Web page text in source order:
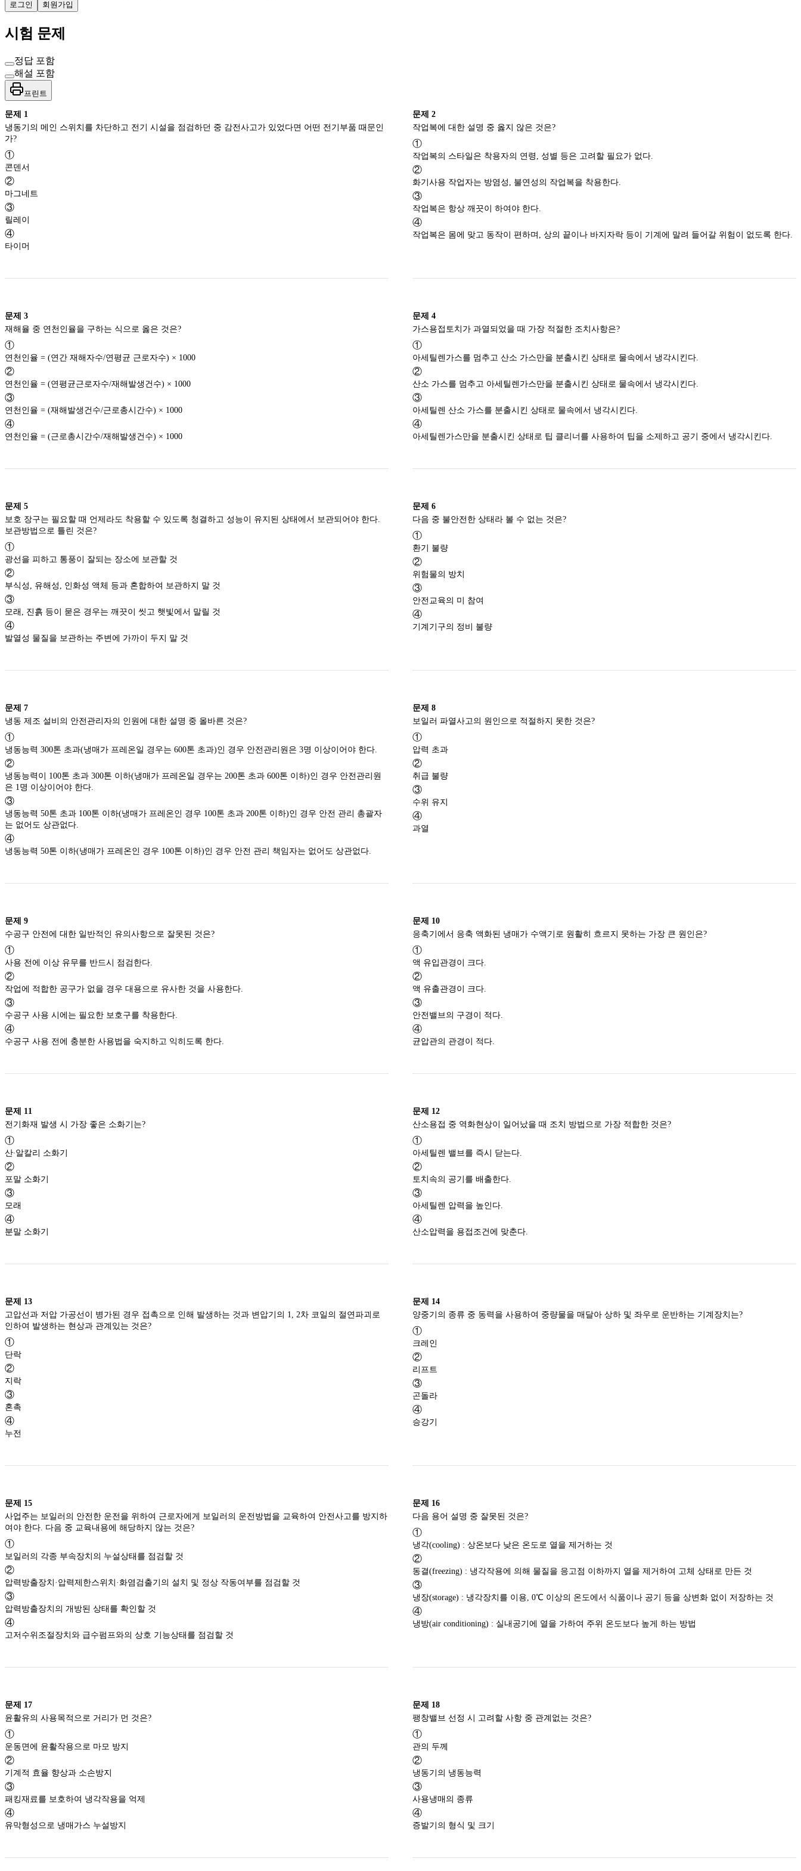
로그인 회원가입
시험 문제
정답 포함
해설 포함
프린트
문제 1
냉동기의 메인 스위치를 차단하고 전기 시설을 점검하던 중 감전사고가 있었다면 어떤 전기부품 때문인
①
콘덴서
②
마그네트
③
릴레이
④
타이머
문제 2
①
작업복의 스타일은 착용자의 연령, 성별 등은 고려할 필요가 없다.
②
화기사용 작업자는 방염성, 불연성의 작업복을 착용한다.
③
작업복은 항상 깨끗이 하여야 한다.
④
작업복은 몸에 맞고 동작이 편하며, 상의 끝이나 바지자락 등이 기계에 말려 들어갈 위험이 없도록 한다.
문제 3
①
연천인율 = (연간 재해자수/연평균 근로자수) × 1000
②
연천인율 = (연평균근로자수/재해발생건수) × 1000
③
연천인율 = (재해발생건수/근로총시간수) × 1000
④
연천인율 = (근로총시간수/재해발생건수) × 1000
문제 4
①
아세틸렌가스를 멈추고 산소 가스만을 분출시킨 상태로 물속에서 냉각시킨다.
②
산소 가스를 멈추고 아세틸렌가스만을 분출시킨 상태로 물속에서 냉각시킨다.
③
아세틸렌 산소 가스를 분출시킨 상태로 물속에서 냉각시킨다.
④
아세틸렌가스만을 분출시킨 상태로 팁 클리너를 사용하여 팁을 소제하고 공기 중에서 냉각시킨다.
문제 5
보호 장구는 필요할 때 언제라도 착용할 수 있도록 청결하고 성능이 유지된 상태에서 보관되어야 한다.
①
광선을 피하고 통풍이 잘되는 장소에 보관할 것
②
부식성, 유해성, 인화성 액체 등과 혼합하여 보관하지 말 것
③
모래, 진흙 등이 묻은 경우는 깨끗이 씻고 햇빛에서 말릴 것
④
발열성 물질을 보관하는 주변에 가까이 두지 말 것
문제 6
①
환기 불량
②
위험물의 방치
③
안전교육의 미 참여
④
기계기구의 정비 불량
문제 7
①
냉동능력 300톤 초과(냉매가 프레온일 경우는 600톤 초과)인 경우 안전관리원은 3명 이상이어야 한다.
②
냉동능력이 100톤 초과 300톤 이하(냉매가 프레온일 경우는 200톤 초과 600톤 이하)인 경우 안전관리원
은 1명 이상이어야 한다.
③
냉동능력 50톤 초과 100톤 이하(냉매가 프레온인 경우 100톤 초과 200톤 이하)인 경우 안전 관리 총괄자
는 없어도 상관없다.
④
냉동능력 50톤 이하(냉매가 프레온인 경우 100톤 이하)인 경우 안전 관리 책임자는 없어도 상관없다.
문제 8
①
압력 초과
②
취급 불량
③
수위 유지
④
과열
문제 9
①
사용 전에 이상 유무를 반드시 점검한다.
②
작업에 적합한 공구가 없을 경우 대용으로 유사한 것을 사용한다.
③
수공구 사용 시에는 필요한 보호구를 착용한다.
④
수공구 사용 전에 충분한 사용법을 숙지하고 익히도록 한다.
문제 10
①
액 유입관경이 크다.
②
액 유출관경이 크다.
③
안전밸브의 구경이 적다.
④
균압관의 관경이 적다.
문제 11
①
산∙알칼리 소화기
②
포말 소화기
③
모래
④
분말 소화기
문제 12
①
아세틸렌 밸브를 즉시 닫는다.
②
토치속의 공기를 배출한다.
③
아세틸렌 압력을 높인다.
④
산소압력을 용접조건에 맞춘다.
문제 13
고압선과 저압 가공선이 병가된 경우 접촉으로 인해 발생하는 것과 변압기의 1, 2차 코일의 절연파괴로
①
단락
②
지락
③
혼촉
④
누전
문제 14
①
크레인
②
리프트
③
곤돌라
④
승강기
문제 15
사업주는 보일러의 안전한 운전을 위하여 근로자에게 보일러의 운전방법을 교육하여 안전사고를 방지하
①
보일러의 각종 부속장치의 누설상태를 점검할 것
②
압력방출장치·압력제한스위치·화염검출기의 설치 및 정상 작동여부를 점검할 것
③
압력방출장치의 개방된 상태를 확인할 것
④
고저수위조절장치와 급수펌프와의 상호 기능상태를 점검할 것
문제 16
①
냉각(cooling) : 상온보다 낮은 온도로 열을 제거하는 것
②
동결(freezing) : 냉각작용에 의해 물질을 응고점 이하까지 열을 제거하여 고체 상태로 만든 것
③
냉장(storage) : 냉각장치를 이용, 0℃ 이상의 온도에서 식품이나 공기 등을 상변화 없이 저장하는 것
④
냉방(air conditioning) : 실내공기에 열을 가하여 주위 온도보다 높게 하는 방법
문제 17
①
운동면에 윤활작용으로 마모 방지
②
기계적 효율 향상과 소손방지
③
패킹재료를 보호하여 냉각작용을 억제
④
유막형성으로 냉매가스 누설방지
문제 18
①
관의 두께
②
냉동기의 냉동능력
③
사용냉매의 종류
④
증발기의 형식 및 크기